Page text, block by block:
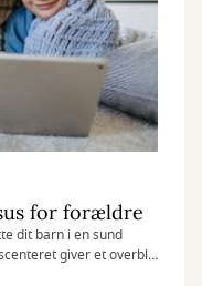
for forældre
dit barn i en sund
giver et overblik